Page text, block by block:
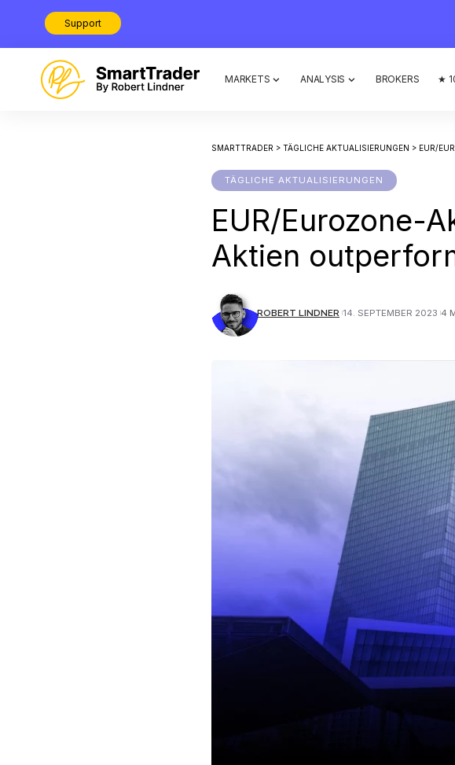
Support
MARKETS ANALYSIS BROKERS ★
SMARTTRADER > TÄGLICHE AKTUALISIERUNGEN > EUR/
TÄGLICHE AKTUALISIERUNGEN
EUR/Eurozone-
Aktien
ROBERT LINDNER 14. SEPTEMBER 2023 4